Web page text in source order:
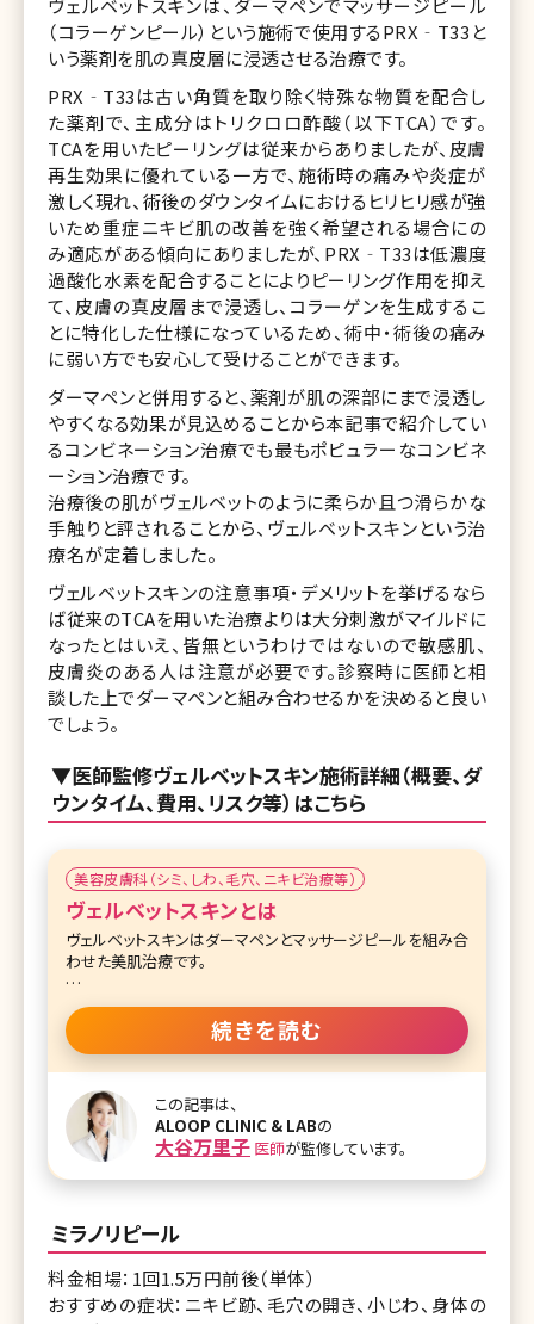
ヴェルベットスキンは、ダーマペンでマッサージピール
（コラーゲンピール）という施術で使用するPRX‐T33と
いう薬剤を肌の真皮層に浸透させる治療です。
PRX‐T33は古い角質を取り除く特殊な物質を配合し
た薬剤で、主成分はトリクロロ酢酸（以下TCA）です。
TCAを用いたピーリングは従来からありましたが、皮膚
再生効果に優れている一方で、施術時の痛みや炎症が
激しく現れ、術後のダウンタイムにおけるヒリヒリ感が強
いため重症ニキビ肌の改善を強く希望される場合にの
み適応がある傾向にありましたが、PRX‐T33は低濃度
過酸化水素を配合することによりピーリング作用を抑え
て、皮膚の真皮層まで浸透し、コラーゲンを生成するこ
とに特化した仕様になっているため、術中・術後の痛み
に弱い方でも安心して受けることができます。
ダーマペンと併用すると、薬剤が肌の深部にまで浸透し
やすくなる効果が見込めることから本記事で紹介してい
るコンビネーション治療でも最もポピュラーなコンビネ
ーション治療です。
治療後の肌がヴェルベットのように柔らか且つ滑らかな
手触りと評されることから、ヴェルベットスキンという治
療名が定着しました。
ヴェルベットスキンの注意事項・デメリットを挙げるなら
ば従来のTCAを用いた治療よりは大分刺激がマイルドに
なったとはいえ、皆無というわけではないので敏感肌、
皮膚炎のある人は注意が必要です。診察時に医師と相
談した上でダーマペンと組み合わせるかを決めると良い
でしょう。
▼医師監修ヴェルベットスキン施術詳細（概要、ダ
ウンタイム、費用、リスク等）はこちら
美容皮膚科（シミ、しわ、毛穴、ニキビ治療等）
ヴェルベットスキンとは
ヴェルベットスキンはダーマペンとマッサージピールを組み合
わせた美肌治療です。
ダーマペンは毛穴の凹凸やニキビ、ニキビ跡の治療で人気の
施術です。ダーマペンの先には16本の針がついており、この針
は髪の毛よりも細い直径0.2mmの極細針です。それぞれが1
秒間に120回もの振動で素早く皮膚に穴をあけていきます。穴
をあけることで肌の修復過程でコラーゲンやエラスチンが生
成され、肌質改善を促していきます。
一方、マッサージピールはトリクロロ酢酸と過酸化水素、コウ
ジ酸を主成分とした美容薬剤です。トリクロロ酢酸は肌の真
減する働き、コウジ酸にはメラニンの生成を抑制する働きが
ダーマペンによって肌に穴があけられている状態でマッサー
続きを読む
この記事は、
ALOOP CLINIC & LABの
大谷万里子 医師が監修しています。
ミラノリピール
料金相場：1回1.5万円前後（単体）
おすすめの症状：ニキビ跡、毛穴の開き、小じわ、身体の